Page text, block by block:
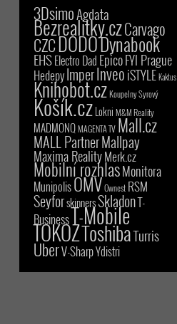
3DsimoAgdata
Bezrealitky.czCarvago
CZCDODODynabook
EHSElectro Dad EpicoFYI Prague
HedepyImperInveoiSTYLE Kaktus
Knihobot.czKoupelny Syrový
Košík.czLokni M&M Reality
MADMONQMAGENTA TV Mall.cz
MALL PartnerMallpay
Maxima RealityMerk.cz
Mobilní rozhlasMonitora
MunipolisOMVOwnest RSM
SeyforskinnersSkladonT-
BusinessT-Mobile
TOKOZToshibaTurris
UberV-SharpYdistri